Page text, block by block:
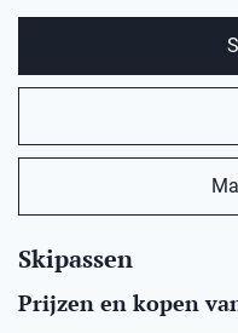
Skipassen
Prijzen en kopen